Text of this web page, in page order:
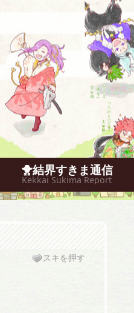
🐥結界すきま通信
Kekkai Sukima Report
スキを押す